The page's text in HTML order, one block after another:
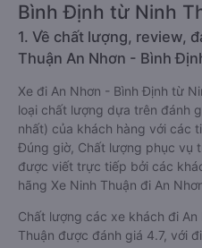
Giới thiệu tuyến
1. Về chất lượng, review,
Thuận An Nhơn - Bình
Xe đi An Nhơn - Bình Định từ
loại chất lượng dựa trên đánh
nhất) của khách hàng với các
Đúng giờ, Chất lượng phục vụ
được viết trực tiếp bởi các